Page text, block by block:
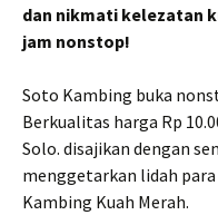
dan nikmati kelezatan
jam nonstop!
Soto Kambing buka
Berkualitas harga Rp
Solo. disajikan dengan
menggetarkan lidah
Kambing Kuah Merah.